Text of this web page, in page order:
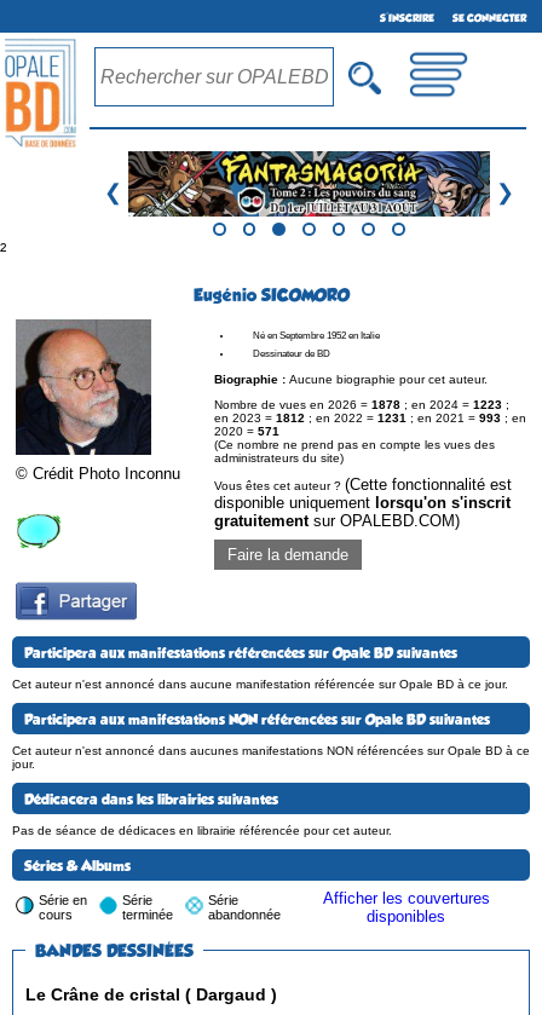
S'INSCRIRE SE CONNECTER
❮ ❯
²
Eugénio SICOMORO
© Crédit Photo Inconnu
Né en Septembre 1952 en Italie
Dessinateur de BD
Biographie : Aucune biographie pour cet auteur.
Nombre de vues en 2026 = 1878 ; en 2024 = 1223 ;
en 2023 = 1812 ; en 2022 = 1231 ; en 2021 = 993 ; en
2020 = 571
(Ce nombre ne prend pas en compte les vues des
administrateurs du site)
Vous êtes cet auteur ? (Cette fonctionnalité est
disponible uniquement lorsqu'on s'inscrit
gratuitementsur OPALEBD.COM)
Faire la demande
Participera aux manifestations référencées sur Opale BD suivantes
Cet auteur n'est annoncé dans aucune manifestation référencée sur Opale BD à ce jour.
Participera aux manifestations NON référencées sur Opale BD suivantes
Cet auteur n'est annoncé dans aucunes manifestations NON référencées sur Opale BD à ce
jour.
Dédicacera dans les librairies suivantes
Pas de séance de dédicaces en librairie référencée pour cet auteur.
Séries & Albums
Série en
cours
Série
terminée
Série
abandonnée
Afficher les couvertures
disponibles
BANDES DESSINÉES
Le Crâne de cristal ( Dargaud )